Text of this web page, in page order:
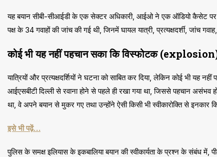
यह बयान सीबी-सीआईडी ​​के एक सेक्टर अधिकारी, आईओ ने एक ऑडियो कैसेट पर
पक्ष के 34 गवाहों की जांच की गई थी, जिनमें घायल यात्री, प्रत्यक्षदर्शी, जांच
कोई भी यह नहीं पहचान सका कि विस्फोटक
यात्रियों और प्रत्यक्षदर्शियों ने घटना को साबित कर दिया, लेकिन कोई भी
आईएसबीटी दिल्ली से रवाना होने से पहले ही रखा गया था, जिससे पहचान असंभव
था, वे अपने बयान से मुकर गए तथा उन्होंने ऐसी किसी भी स्वीकारोक्ति से इनकार
इसे भी पढ़ें…
पुलिस के समक्ष इलियास के इकबालिया बयान की स्वीकार्यता के प्रश्न के संबंध में,